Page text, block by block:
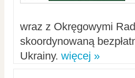
wraz z Okręgowymi
skoordynowaną
Ukrainy. więcej »